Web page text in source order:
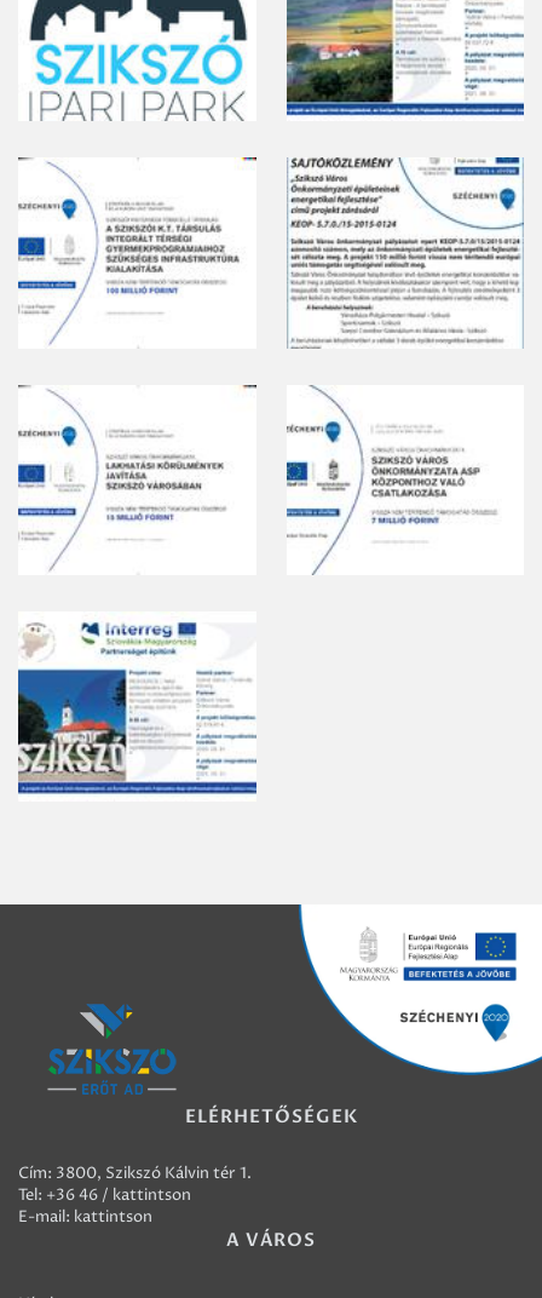
ELÉRHETŐSÉGEK
Cím: 3800, Szikszó Kálvin tér 1.
Tel: +36 46 / kattintson
E-mail: kattintson
A VÁROS